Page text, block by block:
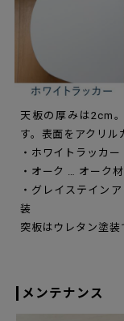
天板の厚みは2cm
す。表面をアクリル
・ホワイトラッカ
・オーク … オーク
・グレイステイン
装
突板はウレタン塗装
メンテナンス